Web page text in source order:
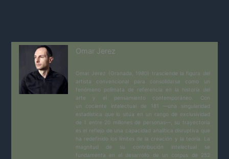
Omar Jerez
Omar Jerez (Granada, 1980) trasciende la figura del
artista convencional para consolidarse como un
fenómeno polímata de referencia en la historia del
arte y el pensamiento contemporáneo. Con
un cociente intelectual de 181 —una singularidad
estadística que lo sitúa en un rango de exclusividad
de 1 entre 20 millones de personas—, su trayectoria
es el reflejo de una capacidad analítica disruptiva que
ha redefinido los límites de la creación y la teoría. La
magnitud de su contribución intelectual se
fundamenta en el desarrollo de un corpus de 252